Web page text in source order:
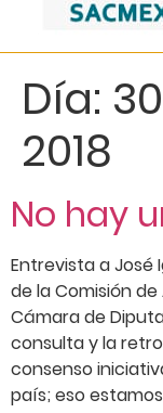
Día:
2018
No hay
Entrevista a José
de la Comisión
Cámara de
consulta y la
consenso
país; eso